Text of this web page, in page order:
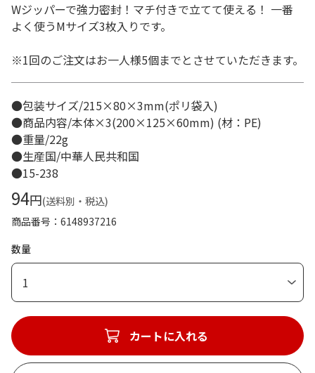
Wジッパーで強力密封！マチ付きで立てて使える！ 一番
よく使うMサイズ3枚入りです。
※1回のご注文はお一人様5個までとさせていただきます。
●包装サイズ/215×80×3mm(ポリ袋入)
●商品内容/本体×3(200×125×60mm) (材：PE)
●重量/22g
●生産国/中華人民共和国
●15-238
94円(送料別・税込)
商品番号
6148937216
数量
1
カートに入れる